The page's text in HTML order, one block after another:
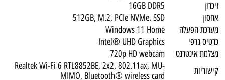
זיכרון
16GB DDR5
אחסון
512GB, M.2, PCIe NVMe, SSD
מערכת הפעלה
Windows 11 Home
כרטיס גרפי
Intel® UHD Graphics
מצלמת אינטרנט
720p HD webcam
קישוריות
Realtek Wi-Fi 6 RTL8852BE, 2x2, 802.11ax, MU-
MIMO, Bluetooth® wireless card